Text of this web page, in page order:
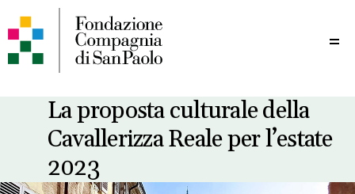
La proposta culturale della
Cavallerizza Reale per l’estate
2023